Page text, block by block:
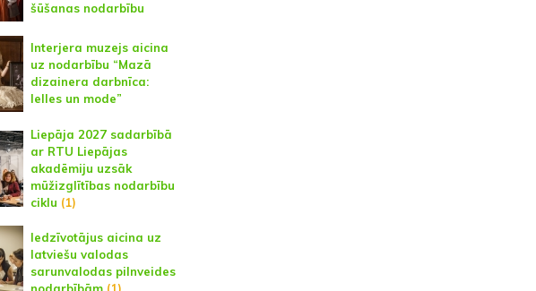
šūšanas nodarbību
Interjera muzejs aicina
uz nodarbību “Mazā
dizainera darbnīca:
lelles un mode”
Liepāja 2027 sadarbībā
ar RTU Liepājas
akadēmiju uzsāk
mūžizglītības nodarbību
ciklu (1)
Iedzīvotājus aicina uz
latviešu valodas
sarunvalodas pilnveides